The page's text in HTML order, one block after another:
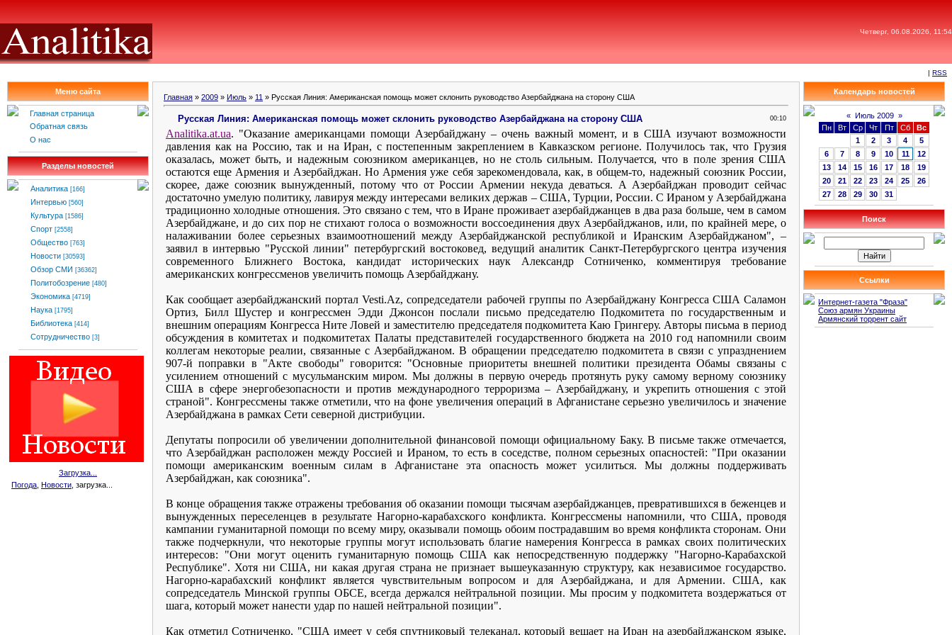
Четверг, 06.08.2026, 11:54
| RSS
Меню сайта
Главная страница
Обратная связь
О нас
Разделы новостей
Аналитика [166]
Интервью [560]
Культура [1586]
Спорт [2558]
Общество [763]
Новости [30593]
Обзор СМИ [36362]
Политобозрение [480]
Экономика [4719]
Наука [1795]
Библиотека [414]
Сотрудничество [3]
Загрузка...
Погода Новости , загрузка...
Главная » 2009 » Июль » 11 » Русская Линия: Американская помощь может склонить руководство Азербайджана на сторону США
Русская Линия: Американская помощь может склонить руководство Азербайджана на сторону США 00:10
Analitika.at.ua. "Оказание американцами помощи Азербайджану – очень важный момент, и в США изучают возможности
давления как на Россию, так и на Иран, с постепенным закреплением в Кавказском регионе. Получилось так, что Грузия
оказалась, может быть, и надежным союзником американцев, но не столь сильным. Получается, что в поле зрения США
остаются еще Армения и Азербайджан. Но Армения уже себя зарекомендовала, как, в общем-то, надежный союзник России,
скорее, даже союзник вынужденный, потому что от России Армении некуда деваться. А Азербайджан проводит сейчас
достаточно умелую политику, лавируя между интересами великих держав – США, Турции, России. С Ираном у Азербайджана
традиционно холодные отношения. Это связано с тем, что в Иране проживает азербайджанцев в два раза больше, чем в самом
Азербайджане, и до сих пор не стихают голоса о возможности воссоединения двух Азербайджанов, или, по крайней мере, о
налаживании более серьезных взаимоотношений между Азербайджанской республикой и Иранским Азербайджаном", –
заявил в интервью "Русской линии" петербургский востоковед, ведущий аналитик Санкт-Петербургского центра изучения
современного Ближнего Востока, кандидат исторических наук Александр Сотниченко, комментируя требование
американских конгрессменов увеличить помощь Азербайджану.
Как сообщает азербайджанский портал Vesti.Az, сопредседатели рабочей группы по Азербайджану Конгресса США Саламон
Ортиз, Билл Шустер и конгрессмен Эдди Джонсон послали письмо председателю Подкомитета по государственным и
внешним операциям Конгресса Ните Ловей и заместителю председателя подкомитета Каю Грингеру. Авторы письма в период
обсуждения в комитетах и подкомитетах Палаты представителей государственного бюджета на 2010 год напомнили своим
коллегам некоторые реалии, связанные с Азербайджаном. В обращении председателю подкомитета в связи с упразднением
907-й поправки в "Акте свободы" говорится: "Основные приоритеты внешней политики президента Обамы связаны с
усилением отношений с мусульманским миром. Мы должны в первую очередь протянуть руку самому верному союзнику
США в сфере энергобезопасности и против международного терроризма – Азербайджану, и укрепить отношения с этой
страной". Конгрессмены также отметили, что на фоне увеличения операций в Афганистане серьезно увеличилось и значение
Азербайджана в рамках Сети северной дистрибуции.
Депутаты попросили об увеличении дополнительной финансовой помощи официальному Баку. В письме также отмечается,
что Азербайджан расположен между Россией и Ираном, то есть в соседстве, полном серьезных опасностей: "При оказании
помощи американским военным силам в Афганистане эта опасность может усилиться. Мы должны поддерживать
Азербайджан, как союзника".
В конце обращения также отражены требования об оказании помощи тысячам азербайджанцев, превратившихся в беженцев и
вынужденных переселенцев в результате Нагорно-карабахского конфликта. Конгрессмены напомнили, что США, проводя
кампании гуманитарной помощи по всему миру, оказывали помощь обоим пострадавшим во время конфликта сторонам. Они
также подчеркнули, что некоторые группы могут использовать благие намерения Конгресса в рамках своих политических
интересов: "Они могут оценить гуманитарную помощь США как непосредственную поддержку "Нагорно-Карабахской
Республике". Хотя ни США, ни какая другая страна не признает вышеуказанную структуру, как независимое государство.
Нагорно-карабахский конфликт является чувствительным вопросом и для Азербайджана, и для Армении. США, как
сопредседатель Минской группы ОБСЕ, всегда держался нейтральной позиции. Мы просим у подкомитета воздержаться от
шага, который может нанести удар по нашей нейтральной позиции".
Как отметил Сотниченко, "США имеет у себя спутниковый телеканал, который вещает на Иран на азербайджанском языке,
Календарь новостей
« Июль 2009 »
Пн
Вт Ср Чт Пт Сб
Вс
1
2 3 4
5
6
7 8 9 10 11
12
13
14 15 16 17 18
19
20
21 22 23 24 25
26
27
28 29 30 31
Поиск
Ссылки
Интернет-газета "Фраза"
Союз армян Украины
Армянский торрент сайт